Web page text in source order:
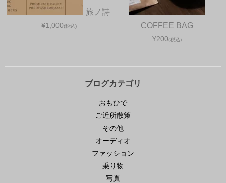
旅ノ詩
¥1,000(税込) COFFEE BAG
¥200(税込)
ブログカテゴリ
おもひで
ご近所散策
その他
オーディオ
ファッション
乗り物
写真